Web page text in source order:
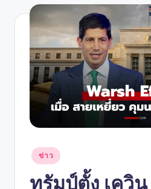
Posted
in
ข่าว
ทรัมป์ตั้ง เควิ